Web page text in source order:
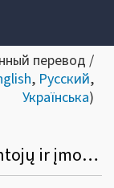
перевод /
, Русский,
Українська)
VMI vardu bus atliekamos gyventojų ir įmonių apklausos